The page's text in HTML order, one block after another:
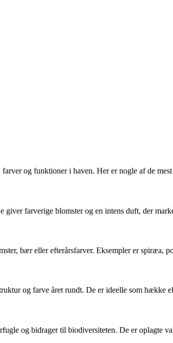
og funktioner i haven. Her er nogle af de
farverige blomster og en intens duft, der
bær eller efterårsfarver. Eksempler er spiræa,
og farve året rundt. De er ideelle som hække
og bidrager til biodiversiteten. De er oplagte